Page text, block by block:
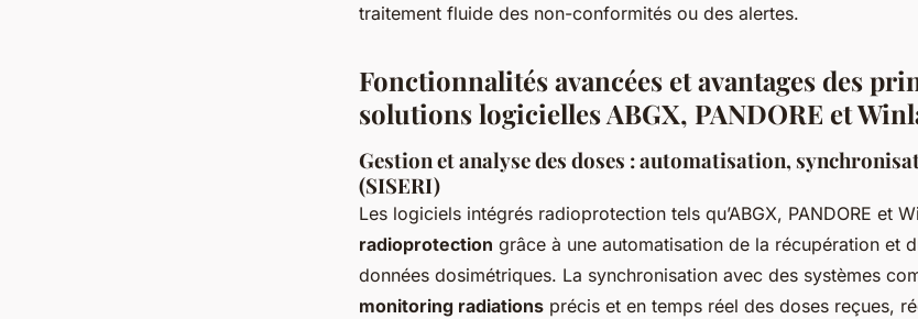
traitement fluide des non-conformités ou des alertes.
Fonctionnalités avancées et avantages des
solutions logicielles ABGX, PANDORE et
Gestion et analyse des doses : automatisation,
(SISERI)
Les logiciels intégrés radioprotection tels qu’ABGX, PANDORE et
radioprotection grâce à une automatisation de la récupération et
données dosimétriques. La synchronisation avec des systèmes
monitoring radiations précis et en temps réel des doses reçues,